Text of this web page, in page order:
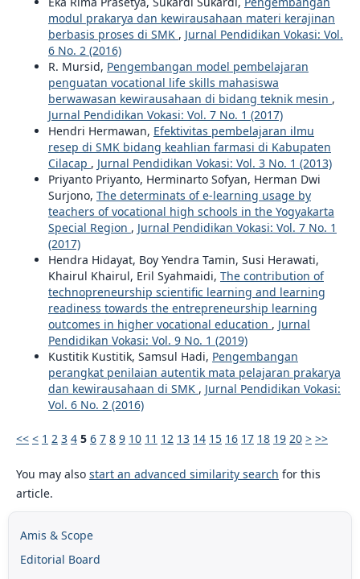
modul prakarya dan kewirausahaan materi kerajinan
berbasis proses di SMK , Jurnal Pendidikan Vokasi: Vol.
6 No. 2 (2016)
R. Mursid, Pengembangan model pembelajaran
penguatan vocational life skills mahasiswa
berwawasan kewirausahaan di bidang teknik mesin ,
Jurnal Pendidikan Vokasi: Vol. 7 No. 1 (2017)
Hendri Hermawan, Efektivitas pembelajaran ilmu
resep di SMK bidang keahlian farmasi di Kabupaten
Cilacap , Jurnal Pendidikan Vokasi: Vol. 3 No. 1 (2013)
Priyanto Priyanto, Herminarto Sofyan, Herman Dwi
Surjono, The determinats of e-learning usage by
teachers of vocational high schools in the Yogyakarta
Special Region , Jurnal Pendidikan Vokasi: Vol. 7 No. 1
(2017)
Hendra Hidayat, Boy Yendra Tamin, Susi Herawati,
Khairul Khairul, Eril Syahmaidi, The contribution of
technopreneurship scientific learning and learning
readiness towards the entrepreneurship learning
outcomes in higher vocational education , Jurnal
Pendidikan Vokasi: Vol. 9 No. 1 (2019)
Kustitik Kustitik, Samsul Hadi, Pengembangan
perangkat penilaian autentik mata pelajaran prakarya
dan kewirausahaan di SMK , Jurnal Pendidikan Vokasi:
Vol. 6 No. 2 (2016)
<< < 1 2 3 4 5 6 7 8 9 10 11 12 13 14 15 16 17 18 19 20 > >>
You may also start an advanced similarity search for this
article.
Amis & Scope
Editorial Board